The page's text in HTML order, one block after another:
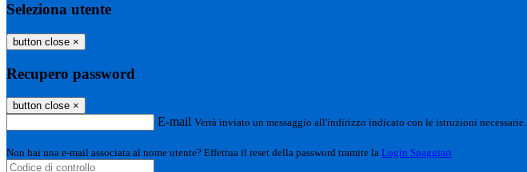
Seleziona utente
button close ×
Recupero password
button close ×
E-mail Verrà inviato un messaggio all'indirizzo indicato con le istruzioni necessarie.
Non hai una e-mail associata al nome utente? Effettua il reset della password tramite la Login Spaggiari